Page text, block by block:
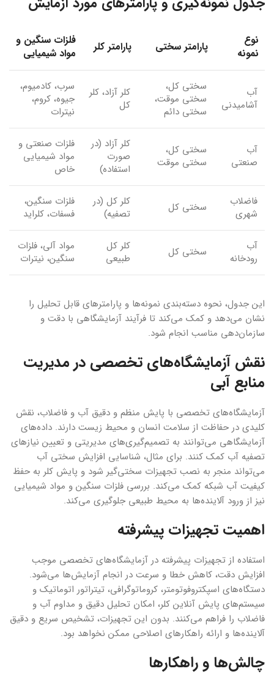
نوع
نمونه
پارامتر سختی پارامتر کلر
فلزات سنگین و
مواد شیمیایی
آب
آشامیدنی
سختی کل،
سختی موقت،
سختی دائم
کلر آزاد، کلر
کل
سرب، کادمیوم،
جیوه، کروم،
نیترات
آب
صنعتی
سختی کل،
سختی موقت
کلر آزاد (در
صورت
استفاده)
فلزات صنعتی و
مواد شیمیایی
خاص
فاضلاب
شهری
سختی کل
کلر کل (در
تصفیه)
فلزات سنگین،
فسفات، کلراید
آب
رودخانه
سختی کل
کلر کل
طبیعی
مواد آلی، فلزات
سنگین، نیترات
این جدول، نحوه دسته‌بندی نمونه‌ها و پارامترهای قابل تحلیل را
نشان می‌دهد و کمک می‌کند تا فرآیند آزمایشگاهی با دقت و
سازمان‌دهی مناسب انجام شود.
نقش آزمایشگاه‌های تخصصی در مدیریت
منابع آبی
آزمایشگاه‌های تخصصی با پایش منظم و دقیق آب و فاضلاب، نقش
کلیدی در حفاظت از سلامت انسان و محیط زیست دارند. داده‌های
آزمایشگاهی می‌توانند به تصمیم‌گیری‌های مدیریتی و تعیین نیازهای
تصفیه آب کمک کنند. برای مثال، شناسایی افزایش سختی آب
می‌تواند منجر به نصب تجهیزات سختی‌گیر شود و پایش کلر به حفظ
کیفیت آب شبکه کمک می‌کند. بررسی فلزات سنگین و مواد شیمیایی
نیز از ورود آلاینده‌ها به محیط طبیعی جلوگیری می‌کند.
اهمیت تجهیزات پیشرفته
استفاده از تجهیزات پیشرفته در آزمایشگاه‌های تخصصی موجب
افزایش دقت، کاهش خطا و سرعت در انجام آزمایش‌ها می‌شود.
دستگاه‌های اسپکتروفوتومتر، کروماتوگرافی، تیتراتور اتوماتیک و
سیستم‌های پایش آنلاین کلر، امکان تحلیل دقیق و مداوم آب و
فاضلاب را فراهم می‌کنند. بدون این تجهیزات، تشخیص سریع و دقیق
آلاینده‌ها و ارائه راهکارهای اصلاحی ممکن نخواهد بود.
چالش‌ها و راهکارها